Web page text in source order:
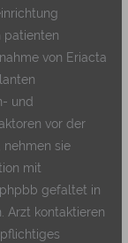
patienten
von Eriacta
und
vor der
sie
mit
gefaltet in
Arzt kontaktieren